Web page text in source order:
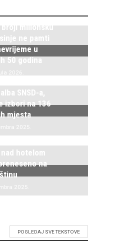
milionsku
ne pamti
u
50 godina
2026.
SNSD-a,
izbori na 136
mjesta
2025.
hotelom
na
2025.
POGLEDAJ SVE TEKSTOVE